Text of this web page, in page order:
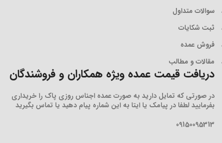
سوالات متداول
ثبت شکایات
فروش عمده
مقالات و مطالب
دریافت قیمت عمده ویژه همکاران و فروشندگان
در صورتی که تمایل دارید به صورت عمده اجناس روزی پاک را خریداری
بفرمایید لطفا در پیامک یا ایتا به این شماره پیام دهید یا تماس بگیرید
09150095313